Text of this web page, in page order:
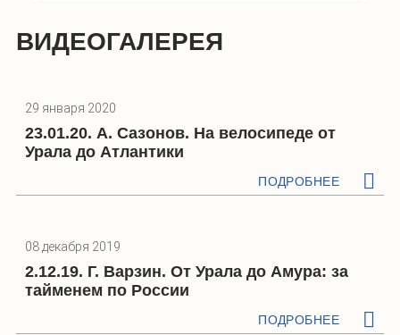
ВИДЕОГАЛЕРЕЯ
29 января 2020
23.01.20. А. Сазонов. На велосипеде от
Урала до Атлантики
ПОДРОБНЕЕ
08 декабря 2019
2.12.19. Г. Варзин. От Урала до Амура: за
тайменем по России
ПОДРОБНЕЕ